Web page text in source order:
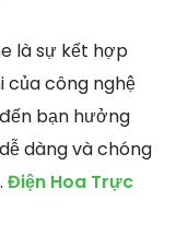
là sự kết hợp
của công nghệ
bạn hưởng
dàng và chóng
Điện Hoa Trực